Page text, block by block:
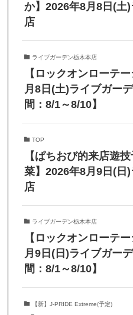
か】2026年8月8日(土
店
ライブガーデン栃木本店
【ロックオンローテ
月8日(土)ライブガー
間：8/1～8/10】
TOP
【ぱちおび的来店遊
菜】2026年8月9日(日
店
ライブガーデン栃木本店
【ロックオンローテ
月9日(日)ライブガー
間：8/1～8/10】
【新】J-PRIDE Extreme(予定)